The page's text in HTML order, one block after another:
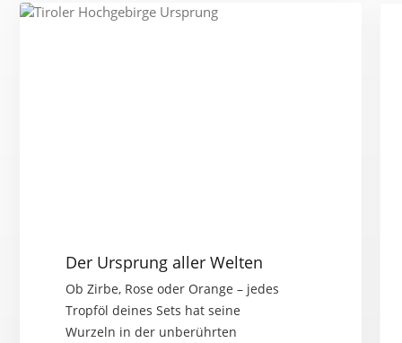
Der Ursprung aller Welten
Ob Zirbe, Rose oder Orange – jedes
Tropföl deines Sets hat seine
Wurzeln in der unberührten